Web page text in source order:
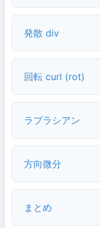
発散 div
回転 curl (rot)
ラプラシアン
方向微分
まとめ